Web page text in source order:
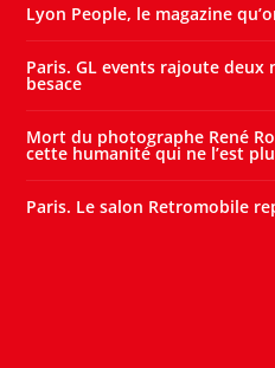
Lyon People, le magazine
Paris. GL events rajoute deux
besace
Mort du photographe René
cette humanité qui ne l’est
Paris. Le salon Retromobile